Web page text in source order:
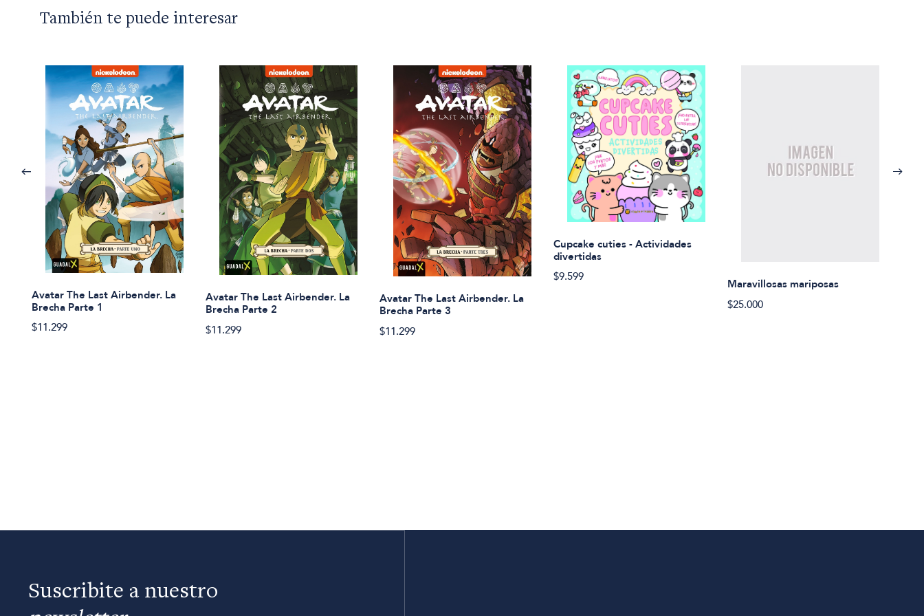
También te puede interesar
Avatar The Last Airbender. La
Brecha Parte 1
$11.299
Avatar The Last Airbender. La
Brecha Parte 2
$11.299
Avatar The Last Airbender. La
Brecha Parte 3
$11.299
Cupcake cuties - Actividades
divertidas
$9.599
Maravillosas mariposas
$25.000
Suscribite a nuestro